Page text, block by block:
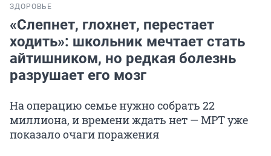
ЗДОРОВЬЕ
«Слепнет, глохнет, перестает
ходить»: школьник мечтает стать
айтишником, но редкая болезнь
разрушает его мозг
На операцию семье нужно собрать 22
миллиона, и времени ждать нет — МРТ уже
показало очаги поражения